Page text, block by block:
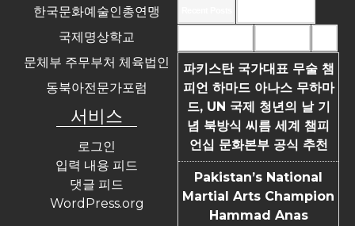
한국문화예술인총연맹
국제명상학교
문체부 주무부처 체육법인
동북아전문가포럼
서비스
로그인
입력 내용 피드
댓글 피드
WordPress.org
파키스탄 국가대표 무술 챔
피언 하마드 아나스 무하마
드, UN 국제 청년의 날 기
념 북방식 씨름 세계 챔피
언십 문화본부 공식 추천
Pakistan’s National
Martial Arts Champion
Hammad Anas